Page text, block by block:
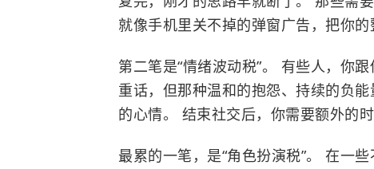
就像手机里关不掉的弹窗广告，把你的
第二笔是“情绪波动税”。 有些人，你
重话，但那种温和的抱怨、持续的负
的心情。 结束社交后，你需要额外的
最累的一笔，是“角色扮演税”。 在一